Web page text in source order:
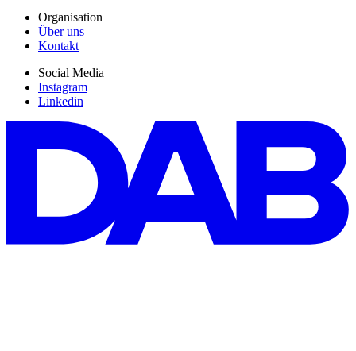
Organisation
Über uns
Kontakt
Social Media
Instagram
Linkedin